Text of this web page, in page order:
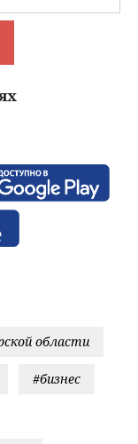
области
#бизнес